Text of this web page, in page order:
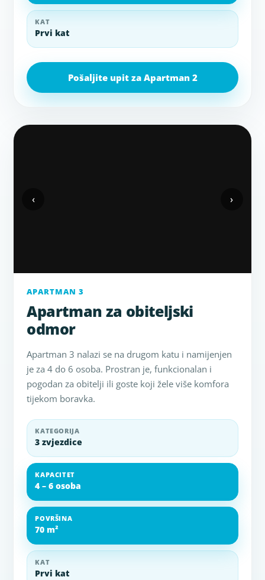
KAT
Prvi kat
Pošaljite upit za Apartman 2
‹ ›
APARTMAN 3
Apartman za obiteljski
odmor
Apartman 3 nalazi se na drugom katu i namijenjen
je za 4 do 6 osoba. Prostran je, funkcionalan i
pogodan za obitelji ili goste koji žele više komfora
tijekom boravka.
KATEGORIJA
3 zvjezdice
KAPACITET
4 – 6 osoba
POVRŠINA
70 m²
KAT
Prvi kat